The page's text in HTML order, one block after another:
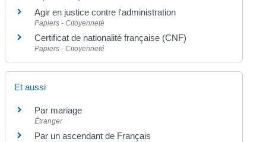
Agir en justice contre l'administration
Papiers - Citoyenneté
Certificat de nationalité française (CNF)
Papiers - Citoyenneté
Et aussi
Par mariage
Étranger
Par un ascendant de Français